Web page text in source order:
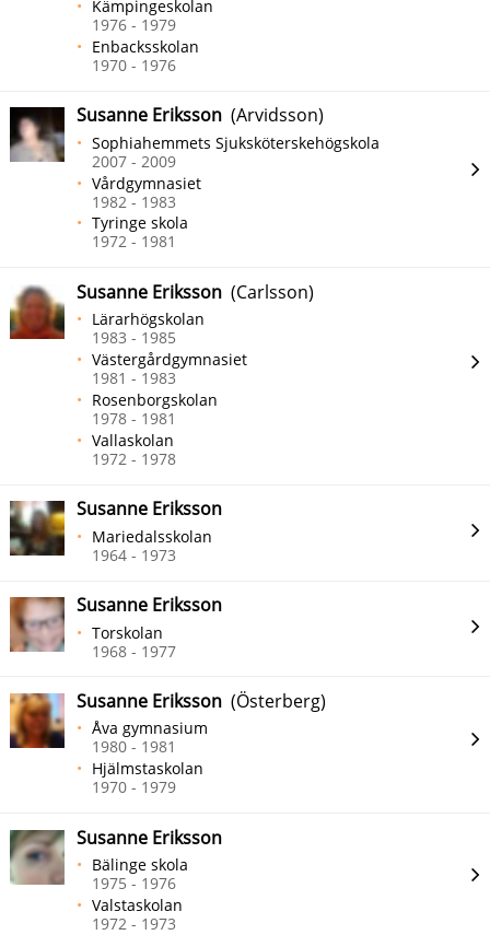
Kämpingeskolan
1976 - 1979
Enbacksskolan
1970 - 1976
Susanne Eriksson (Arvidsson)
Sophiahemmets Sjuksköterskehögskola
2007 - 2009
Vårdgymnasiet
1982 - 1983
Tyringe skola
1972 - 1981
Susanne Eriksson (Carlsson)
Lärarhögskolan
1983 - 1985
Västergårdgymnasiet
1981 - 1983
Rosenborgskolan
1978 - 1981
Vallaskolan
1972 - 1978
Susanne Eriksson
Mariedalsskolan
1964 - 1973
Susanne Eriksson
Torskolan
1968 - 1977
Susanne Eriksson (Österberg)
Åva gymnasium
1980 - 1981
Hjälmstaskolan
1970 - 1979
Susanne Eriksson
Bälinge skola
1975 - 1976
Valstaskolan
1972 - 1973